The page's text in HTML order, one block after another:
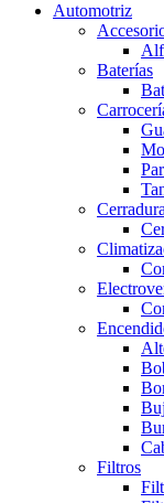
Automotriz
Baterías
Filtros